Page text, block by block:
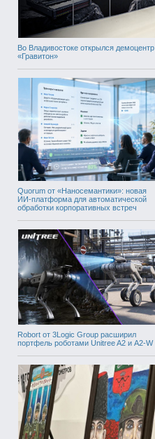
Во Владивостоке открылся демоцентр
«Гравитон»
Quorum от «Наносемантики»: новая
ИИ-платформа для автоматической
обработки корпоративных встреч
Robort от 3Logic Group расширил
портфель роботами Unitree A2 и A2-W